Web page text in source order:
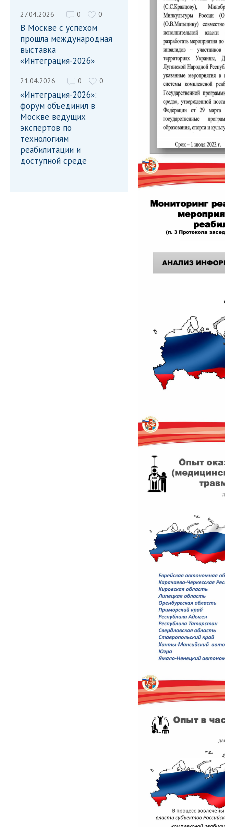
27.04.2026 0 0
В Москве с успехом
прошла международная
выставка
«Интеграция-2026»
21.04.2026 0 0
«Интеграция-2026»:
форум объединил в
Москве ведущих
экспертов по
технологиям
реабилитации и
доступной среде